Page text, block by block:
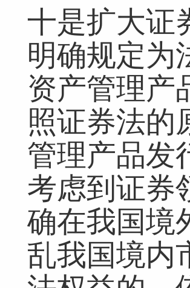
十是扩大证
明确规定为
资产管理产
照证券法的
管理产品发
考虑到证券
确在我国境
乱我国境内